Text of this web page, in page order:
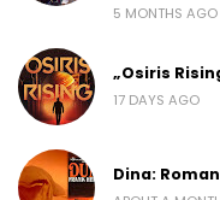
5 MONTHS AGO
„Osiris
17 DAYS AGO
Dina: